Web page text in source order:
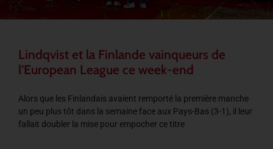
Lindqvist et la Finlande vainqueurs de
l’European League ce week-end
Alors que les Finlandais avaient remporté la première manche
un peu plus tôt dans la semaine face aux Pays-Bas (3-1), il leur
fallait doubler la mise pour empocher ce titre